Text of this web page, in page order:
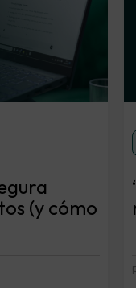
(y cómo